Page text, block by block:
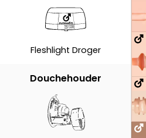
Fleshlight Droger
Douchehouder